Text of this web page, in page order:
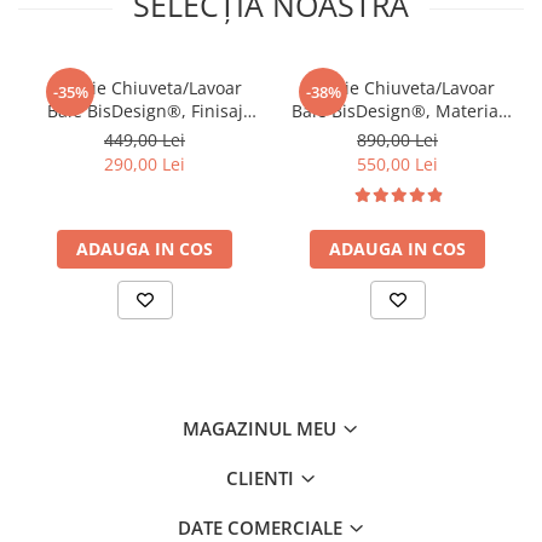
-35%
Baterie Chiuveta/Lavoar
Baie BisDesign®, Finisaj
Auriu Mat, Model Lebada,
Dimensiune 20 cm
449,00 Lei
290,00 Lei
ADAUGA IN COS
-38%
Baterie Chiuveta/Lavoar
Baie BisDesign®, Material
Premium, Pipa Lebada Tip
Cascada Cu Robineti cu
Cristale, Finisaj Auriu
Lucios, Dimensiune 33 cm
890,00 Lei
550,00 Lei
ADAUGA IN COS
MAGAZINUL MEU
CLIENTI
DATE COMERCIALE